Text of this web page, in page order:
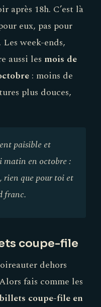
après 18h. C’est là
eux, pas pour
week-ends,
aussi les mois de
: moins de
plus douces,
paisible et
matin en octobre :
rien que pour toi et
franc.
coupe-file
dehors
fais comme les
coupe-file en